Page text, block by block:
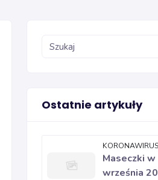
Ostatnie artykuły
KORONAWIRUS
Maseczki
września